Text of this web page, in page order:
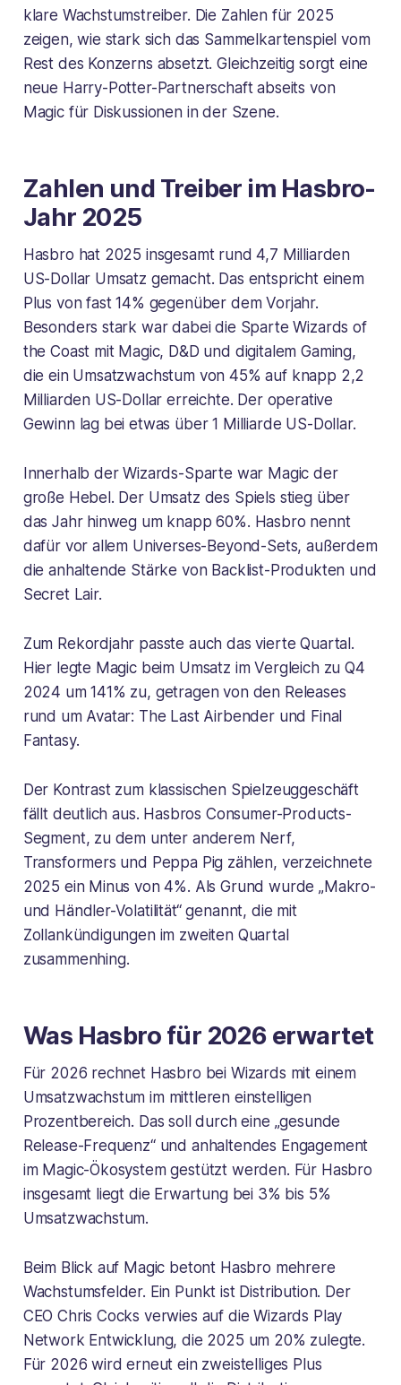
klare Wachstumstreiber. Die Zahlen für 2025
zeigen, wie stark sich das Sammelkartenspiel vom
Rest des Konzerns absetzt. Gleichzeitig sorgt eine
neue Harry-Potter-Partnerschaft abseits von
Magic für Diskussionen in der Szene.
Zahlen und Treiber im Hasbro-
Jahr 2025
Hasbro hat 2025 insgesamt rund 4,7 Milliarden
US-Dollar Umsatz gemacht. Das entspricht einem
Plus von fast 14% gegenüber dem Vorjahr.
Besonders stark war dabei die Sparte Wizards of
the Coast mit Magic, D&D und digitalem Gaming,
die ein Umsatzwachstum von 45% auf knapp 2,2
Milliarden US-Dollar erreichte. Der operative
Gewinn lag bei etwas über 1 Milliarde US-Dollar.
Innerhalb der Wizards-Sparte war Magic der
große Hebel. Der Umsatz des Spiels stieg über
das Jahr hinweg um knapp 60%. Hasbro nennt
dafür vor allem Universes-Beyond-Sets, außerdem
die anhaltende Stärke von Backlist-Produkten und
Secret Lair.
Zum Rekordjahr passte auch das vierte Quartal.
Hier legte Magic beim Umsatz im Vergleich zu Q4
2024 um 141% zu, getragen von den Releases
rund um Avatar: The Last Airbender und Final
Fantasy.
Der Kontrast zum klassischen Spielzeuggeschäft
fällt deutlich aus. Hasbros Consumer-Products-
Segment, zu dem unter anderem Nerf,
Transformers und Peppa Pig zählen, verzeichnete
2025 ein Minus von 4%. Als Grund wurde „Makro-
und Händler-Volatilität“ genannt, die mit
Zollankündigungen im zweiten Quartal
zusammenhing.
Was Hasbro für 2026 erwartet
Für 2026 rechnet Hasbro bei Wizards mit einem
Umsatzwachstum im mittleren einstelligen
Prozentbereich. Das soll durch eine „gesunde
Release-Frequenz“ und anhaltendes Engagement
im Magic-Ökosystem gestützt werden. Für Hasbro
insgesamt liegt die Erwartung bei 3% bis 5%
Umsatzwachstum.
Beim Blick auf Magic betont Hasbro mehrere
Wachstumsfelder. Ein Punkt ist Distribution. Der
CEO Chris Cocks verwies auf die Wizards Play
Network Entwicklung, die 2025 um 20% zulegte.
Für 2026 wird erneut ein zweistelliges Plus